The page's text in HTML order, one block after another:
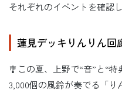
それぞれのイベントを確認
蓮見デッキりんりん回
🎐この夏、上野で“音”と“特
3,000個の風鈴が奏でる「り